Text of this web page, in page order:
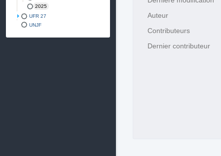
2025
UFR 27
UNJF
Auteur
Contributeurs
Dernier contributeur